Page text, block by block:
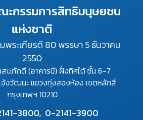
ะกรรมการสิทธิมนุษยชน
แห่งชาติ
พระเกียรติ 80 พรรษา 5 ธันวาคม
2550
สนภักดี (อาคารบี) ฝั่งทิศใต้ ชั้น 6-7
งวัฒนะ แขวงทุ่งสองห้อง เขตหลักสี่
กรุงเทพฯ 10210
3800, 0-2141-3900